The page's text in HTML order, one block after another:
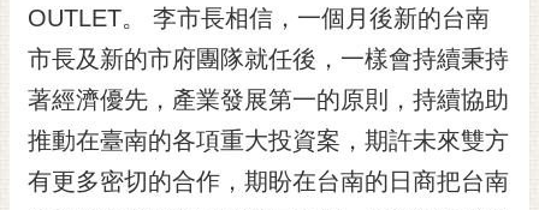
網
資
料
放
宣
OUTLET。 李市長相信，一個月後新的台南
市長及新的市府團隊就任後，一樣會持續秉持
著經濟優先，產業發展第一的原則，持續協助
推動在臺南的各項重大投資案，期許未來雙方
有更多密切的合作，期盼在台南的日商把台南